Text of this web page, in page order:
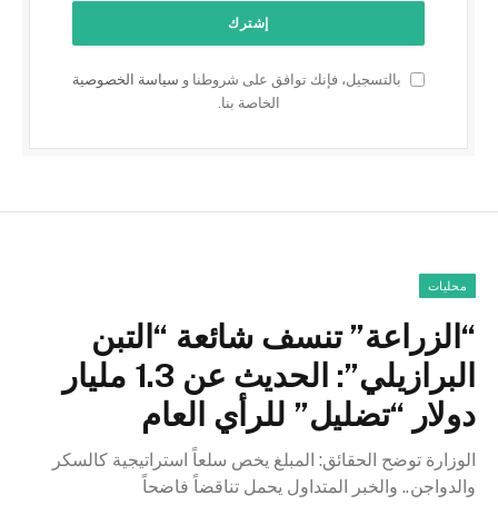
بالتسجيل، فإنك توافق على شروطنا و سياسة الخصوصية
الخاصة بنا.
محليات
“الزراعة” تنسف شائعة “التبن
البرازيلي”: الحديث عن 1.3 مليار
دولار “تضليل” للرأي العام
الوزارة توضح الحقائق: المبلغ يخص سلعاً استراتيجية كالسكر
والدواجن.. والخبر المتداول يحمل تناقضاً فاضحاً